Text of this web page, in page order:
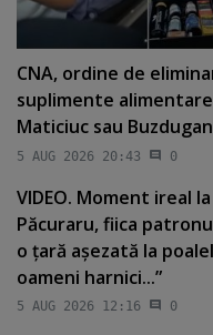
CNA, ordine de
suplimente
Maticiuc sau Buzdugan
5 AUG 2026 20:43 0
VIDEO. Moment ireal
Păcuraru, fiica
o ţară aşezată la
oameni harnici...”
5 AUG 2026 12:16 0